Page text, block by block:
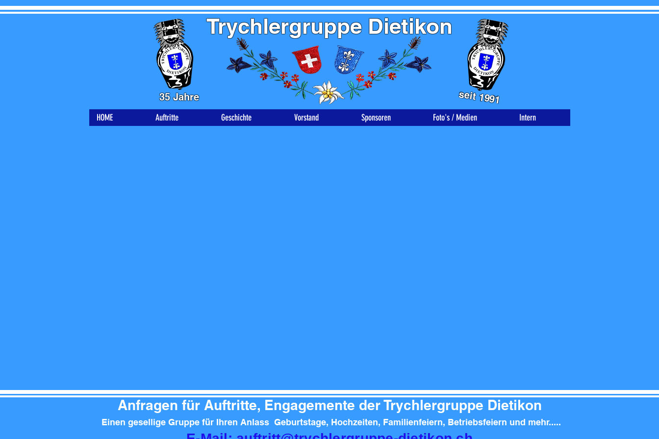
Trychlergruppe Dietikon
35 Jahre seit 1991
HOME Auftritte Geschichte Vorstand Sponsoren Foto's / Medien Intern
Anfragen für Auftritte, En­ga­ge­mente der Trychlergruppe Dietikon
Einen gesellige Gruppe für Ihren Anlass Geburtstage, Hochzeiten, Familienfeiern, Betriebsfeiern und mehr.....